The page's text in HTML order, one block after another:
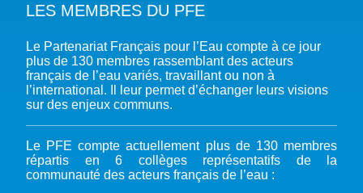
NOTRE MISSION
NOTRE VISION
LES MEMBRES DU PFE
RÈGLEMENT DES COTISATIONS DES MEMBRES
DEVENIR MEMBRE
NOTRE GOUVERNANCE
NOTRE SECRÉTARIAT
NOTRE PLAIDOYER MULTI-ACTEUR
L’EAU DANS LES OBJECTIFS DU DÉVELOPPEMENT DURABLE (ODD)
EAU & CLIMAT
ACCÈS À LA WASH DANS LES CONTEXTES DE CRISES ET FRAGILITÉS
EAUX, SOLS, AGROÉCOLOGIE ET SÉCURITÉ ALIMENTAIRE
NOS PRODUCTIONS
ÉVÉNEMENTS
COP29 CLIMAT – BAKOU 2024
FORUM URBAIN MONDIAL – LE CAIRE 2024
PRESSE
LES MEMBRES DU PFE
Le Partenariat Français pour l’Eau compte à ce jour
plus de 130 membres rassemblant des acteurs
français de l’eau variés, travaillant ou non à
l’international. Il leur permet d’échanger leurs visions
sur des enjeux communs.
Le PFE compte actuellement plus de 130 membres
répartis en 6 collèges représentatifs de la
communauté des acteurs français de l’eau :